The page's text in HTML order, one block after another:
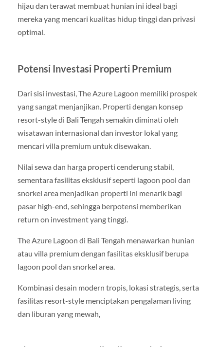
hijau dan terawat membuat hunian ini ideal bagi
mereka yang mencari kualitas hidup tinggi dan privasi
optimal.
Potensi Investasi Properti Premium
Dari sisi investasi, The Azure Lagoon memiliki prospek
yang sangat menjanjikan. Properti dengan konsep
resort-style di Bali Tengah semakin diminati oleh
wisatawan internasional dan investor lokal yang
mencari villa premium untuk disewakan.
Nilai sewa dan harga properti cenderung stabil,
sementara fasilitas eksklusif seperti lagoon pool dan
snorkel area menjadikan properti ini menarik bagi
pasar high-end, sehingga berpotensi memberikan
return on investment yang tinggi.
The Azure Lagoon di Bali Tengah menawarkan hunian
atau villa premium dengan fasilitas eksklusif berupa
lagoon pool dan snorkel area.
Kombinasi desain modern tropis, lokasi strategis, serta
fasilitas resort-style menciptakan pengalaman living
dan liburan yang mewah,